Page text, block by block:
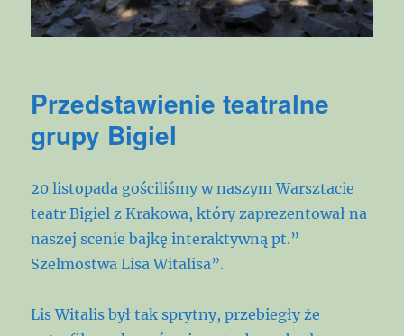
Przedstawienie teatralne
grupy Bigiel
20 listopada gościliśmy w naszym Warsztacie
teatr Bigiel z Krakowa, który zaprezentował na
naszej scenie bajkę interaktywną pt.”
Szelmostwa Lisa Witalisa”.
Lis Witalis był tak sprytny, przebiegły że